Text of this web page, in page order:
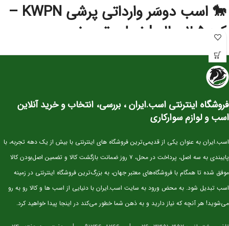
🐎 اسب دوسَر وارداتی پرشی KWPN –
کره ۲.۵ ساله | نسل‌برتر مخصوص
آینده‌سازان پرش
این کره دوسَر وارداتی
پرورش‌دهندگانی است که به‌دنبال اسبی با
کره‌های این نژاد از همان سنین کم، قدرت، هوش و تعادل فوق‌العاده‌ای نشان می‌دهند.
⭐ مشخصات کلی
سن: ۲.۵ سال
نژاد:KWPN اصیل (خط خونی معتبر و قابل استعلام)
کاربری آتی: پرش، مسابقات جوان‌ها، تربیت پایه
وضعیت:وارداتی، دوسَر (پدر و مادر خارجی)، سلامت کامل
خلق‌وخو:آرام، باهوش، اجتماعی و آموزش‌پذیر
⭐ ویژگی‌های فیزیکی و عملکردی
فروشگاه اینترنتی اسب.ایران ، بررسی، انتخاب و خرید آنلاین
اسب و لوازم سوارکاری
اسب.ایران به عنوان یکی از قدیمی‌ترین فروشگاه های اینترنتی با بیش از یک دهه تجربه، با
پایبندی به سه اصل، پرداخت در محل، ۷ روز ضمانت بازگشت کالا و تضمین اصل‌بودن کالا
موفق شده تا همگام با فروشگاه‌های معتبر جهان، به بزرگ‌ترین فروشگاه اینترنتی در زمینه
اسب تبدیل شود. به محض ورود به سایت اسب.ایران با دنیایی از اسب ها و کالا رو به رو
می‌شوید! هر آنچه که نیاز دارید و به ذهن شما خطور می‌کند در اینجا پیدا خواهید کرد.